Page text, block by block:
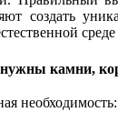
создать
камни,
необходимость: